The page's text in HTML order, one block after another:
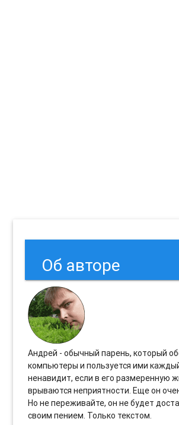
Об авторе
Андрей - обычный парень, который
компьютеры и пользуется ими
ненавидит, если в его размеренную
врываются неприятности. Еще он
Но не переживайте, он не будет
своим пением. Только текстом.